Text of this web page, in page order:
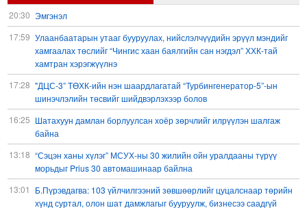
20:30 Эмгэнэл
17:59 Улаанбаатарын утааг бууруулах, нийслэлчүүдийн эрүүл мэндийг
хамгаалах төслийг “Чингис хаан баялгийн сан нэгдэл” ХХК-тай
хамтран хэрэгжүүлнэ
17:28 "ДЦС-3” ТӨХК-ийн нэн шаардлагатай “Турбингенератор-5”-ын
шинэчлэлийн төсвийг шийдвэрлэхээр болов
16:25 Шатахуун дамлан борлуулсан хоёр зөрчлийг илрүүлэн шалгаж
байна
13:18 “Сэцэн ханы хүлэг” МСУХ-ны 30 жилийн ойн уралдааны түрүү
морьдыг Prius 30 автомашинаар байлна
13:01
Б.Пүрэвдагва: 103 үйлчилгээний зөвшөөрлийг цуцалснаар төрийн
хүнд суртал, олон шат дамжлагыг бууруулж, бизнесээ саадгүй